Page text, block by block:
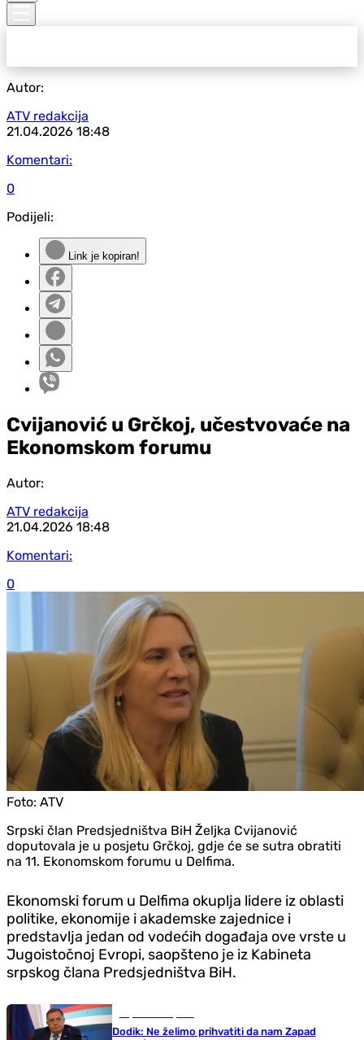
Autor:
ATV redakcija
21.04.2026 18:48
Komentari:
0
Podijeli:
Link je kopiran!
Cvijanović u Grčkoj, učestvovaće na
Ekonomskom forumu
Autor:
ATV redakcija
21.04.2026 18:48
Komentari:
0
Foto: ATV
Srpski član Predsjedništva BiH Željka Cvijanović
doputovala je u posjetu Grčkoj, gdje će se sutra obratiti
na 11. Ekonomskom forumu u Delfima.
Ekonomski forum u Delfima okuplja lidere iz oblasti
politike, ekonomije i akademske zajednice i
predstavlja jedan od vodećih događaja ove vrste u
Jugoistočnoj Evropi, saopšteno je iz Kabineta
srpskog člana Predsjedništva BiH.
Dodik: Ne želimo prihvatiti da nam Zapad